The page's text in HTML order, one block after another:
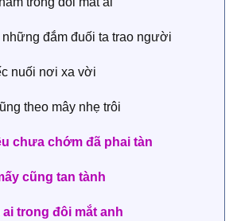
đắm đuối ta trao người
nuối nơi xa vời
theo mây nhẹ trôi
chưa chớm đã phai tàn
cũng tan tành
trong đôi mắt anh